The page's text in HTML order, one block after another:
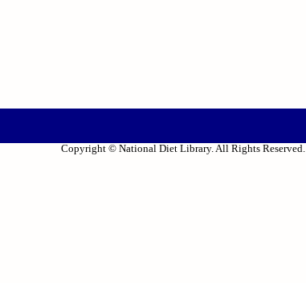
Copyright © National Diet Library. All Rights Reserved.